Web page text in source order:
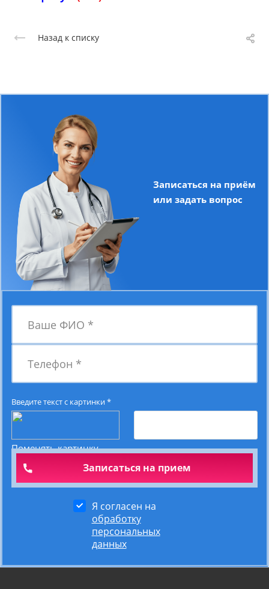
Назад к списку
Записаться на приём
или задать вопрос
Ваше ФИО *
Телефон *
Введите текст с картинки*
Поменять картинку
Я согласен на
обработку
персональных
данных